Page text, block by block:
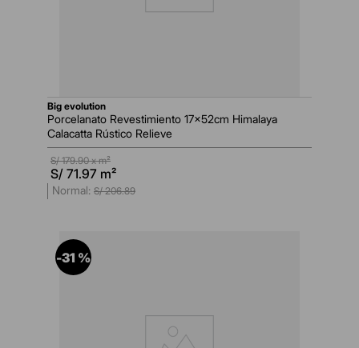
big evolution
Porcelanato Revestimiento 17x52cm Himalaya
Calacatta Rústico Relieve
S/179.90x m²
S/ 71.97 m²
S/ 206.89
-31 %